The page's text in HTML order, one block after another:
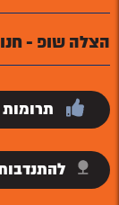
הצלה שופ -
תרומות